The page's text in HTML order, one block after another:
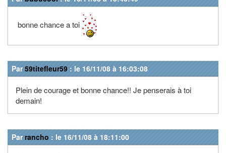
bonne chance a toi
Par59titefleur59 : le 16/11/08 à 16:03:08
Plein de courage et bonne chance!! Je penserais à toi
demain!
Parrancho : le 16/11/08 à 18:11:00